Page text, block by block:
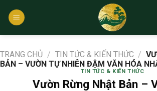
qua
TRANG CHỦ / TIN TỨC & KIẾN THỨC /
BẢN – VƯỜN TỰ NHIÊN ĐẬM VĂN HÓA
TIN TỨC & KIẾN THỨC
Vườn Rừng Nhật Bản –